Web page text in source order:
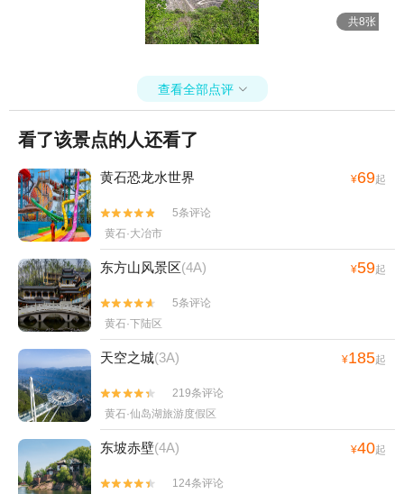
共8张
查看全部点评 
看了该景点的人还看了
黄石恐龙水世界 ¥69起


5条评论
黄石·大冶市
东方山风景区(4A) ¥59起


5条评论
黄石·下陆区
天空之城(3A) ¥185起


219条评论
黄石·仙岛湖旅游度假区
东坡赤壁(4A) ¥40起

 124条评论